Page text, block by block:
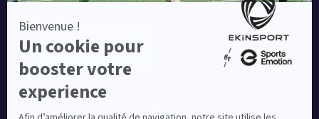
Equipementier sportif leader en France depuis plus de